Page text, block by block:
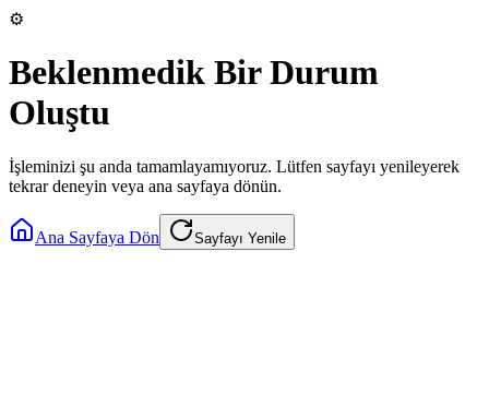
⚙️
Beklenmedik Bir Durum
Oluştu
İşleminizi şu anda tamamlayamıyoruz. Lütfen sayfayı yenileyerek
tekrar deneyin veya ana sayfaya dönün.
Ana Sayfaya Dön Sayfayı Yenile